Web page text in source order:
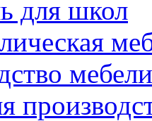
для школ
мебели